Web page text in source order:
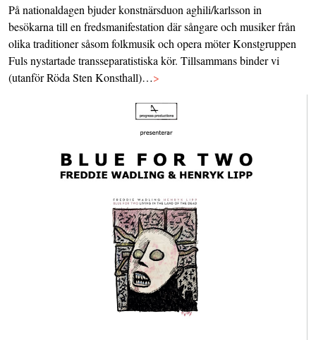
På nationaldagen bjuder konstnärsduon aghili/karlsson in
besökarna till en fredsmanifestation där sångare och musiker från
olika traditioner såsom folkmusik och opera möter Konstgruppen
Fuls nystartade transseparatistiska kör. Tillsammans binder vi
(utanför Röda Sten Konsthall)…>